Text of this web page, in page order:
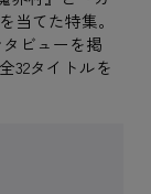
当てた特集。
ビューを掲
32タイトルを